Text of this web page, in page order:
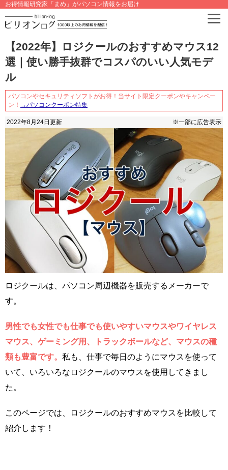
お得情報研究家「まめ」がパソコン情報をお届け
【2022年】ロジクールのおすすめマウス12
選｜使い勝手抜群でコスパのいい人気モデ
ル
パソコンやセキュリティソフトがお得！当サイト限定クーポンやキャンペー
ン！ →パソコンクーポン特集
2022年8月24日 更新 ※一部に広告表示
ロジクールは、パソコン周辺機器を販売するメーカーで
す。
男性でも女性でも仕事でも使いやすいマウスやワイヤレス
マウス、ゲーミング用、トラックボールなど、マウスの種
類も豊富です。 私も、仕事で毎日のようにマウスを使って
いて、いろいろなロジクールのマウスを使用してきまし
た。
このページでは、ロジクールのおすすめマウスを比較して
紹介します！